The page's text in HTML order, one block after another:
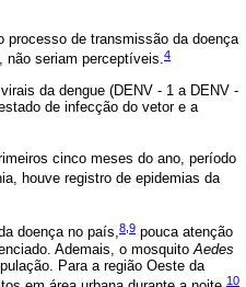
processo de transmissão da doença
não seriam perceptíveis.4
da dengue (DENV - 1 a DENV -
de infecção do vetor e a
cinco meses do ano, período
houve registro de epidemias da
doença no país,8,9 pouca atenção
Ademais, o mosquito Aedes
Para a região Oeste da
10